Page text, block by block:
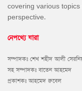
covering various
perspective.
নেপথ্যে যারা
সম্পাদকঃ শেখ শহীদ আলী
সহ সম্পাদকঃ বাতেন আহমেদ
প্রকাশকঃ আহমেদ রুবেল